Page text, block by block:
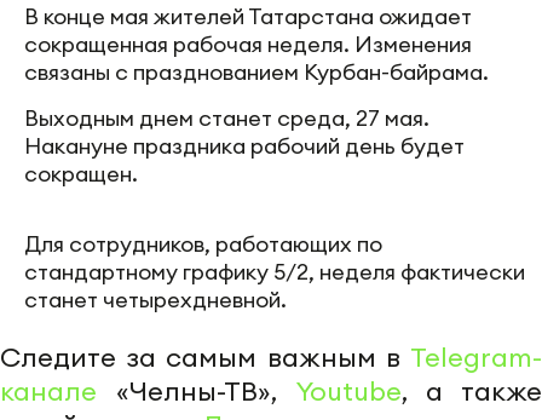
В конце мая жителей Татарстана ожидает
сокращенная рабочая неделя. Изменения
связаны с празднованием Курбан-байрама.
Выходным днем станет среда, 27 мая.
Накануне праздника рабочий день будет
сокращен.
Для сотрудников, работающих по
стандартному графику 5/2, неделя фактически
станет четырехдневной.
Следите за самым важным в Telegram-
канале «Челны-ТВ», Youtube, а также